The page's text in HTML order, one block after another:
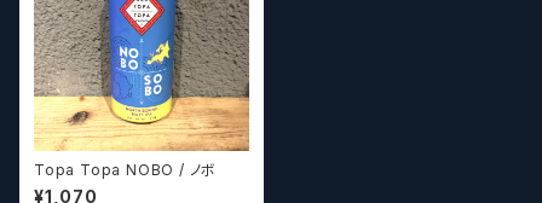
Topa Topa NOBO / ノボ
¥1,070